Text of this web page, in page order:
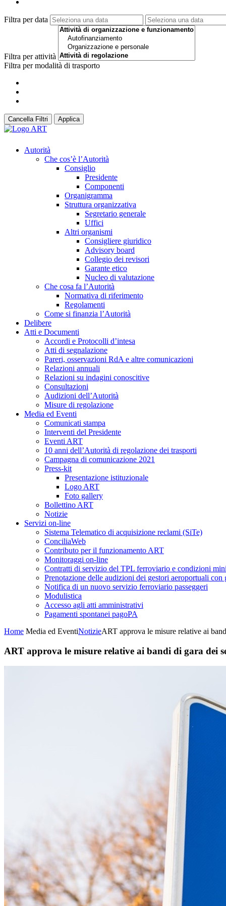
Filtra per data
Filtra per attività
Filtra per modalità di trasporto
Cancella Filtri Applica
Autorità
Che cos’è l’Autorità
Consiglio
Presidente
Componenti
Organigramma
Struttura organizzativa
Segretario generale
Uffici
Altri organismi
Consigliere giuridico
Advisory board
Collegio dei revisori
Garante etico
Nucleo di valutazione
Che cosa fa l’Autorità
Normativa di riferimento
Regolamenti
Come si finanzia l’Autorità
Delibere
Atti e Documenti
Accordi e Protocolli d’intesa
Atti di segnalazione
Pareri, osservazioni RdA e altre comunicazioni
Relazioni annuali
Relazioni su indagini conoscitive
Consultazioni
Audizioni dell’Autorità
Misure di regolazione
Media ed Eventi
Comunicati stampa
Interventi del Presidente
Eventi ART
10 anni dell’Autorità di regolazione dei trasporti
Campagna di comunicazione 2021
Press-kit
Presentazione istituzionale
Logo ART
Foto gallery
Bollettino ART
Notizie
Servizi on-line
Sistema Telematico di acquisizione reclami (SiTe)
ConciliaWeb
Contributo per il funzionamento ART
Monitoraggi on-line
Contratti di servizio del TPL ferroviario e condizioni
Prenotazione delle audizioni dei gestori aeroportuali con
Notifica di un nuovo servizio ferroviario passeggeri
Modulistica
Accesso agli atti amministrativi
Pagamenti spontanei pagoPA
Home Media ed EventiNotizieART approva le misure relative ai
ART approva le misure relative ai bandi di gara dei